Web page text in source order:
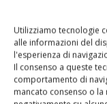
Utilizziamo tecnologie
alle informazioni del
l'esperienza di
Il consenso a queste
comportamento di
mancato consenso o
regolamenta
soggetti della
svolge attività